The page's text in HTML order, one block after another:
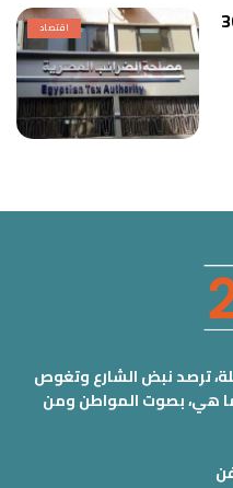
اقتصاد
30
ترصد نبض الشارع وتغوص
هي، بصوت المواطن ومن